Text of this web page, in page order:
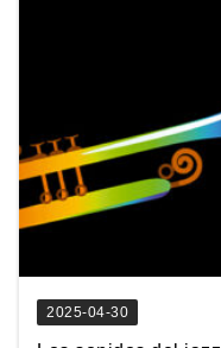
2025-04-30